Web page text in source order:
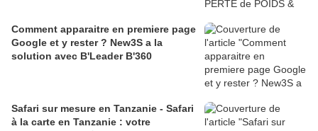
Comment apparaitre en premiere page
Google et y rester ? New3S a la
solution avec B'Leader B'360
Safari sur mesure en Tanzanie - Safari
à la carte en Tanzanie : votre